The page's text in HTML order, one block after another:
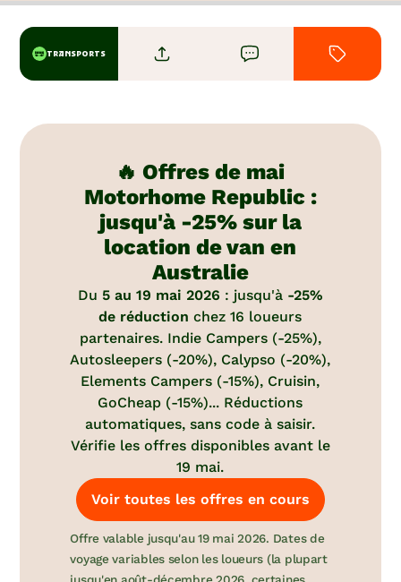
TRANSPORTS
🔥 Offres de mai
Motorhome Republic :
jusqu'à -25% sur la
location de van en
Australie
Du 5 au 19 mai 2026 : jusqu'à -25%
de réduction chez 16 loueurs
partenaires. Indie Campers (-25%),
Autosleepers (-20%), Calypso (-20%),
Elements Campers (-15%), Cruisin,
GoCheap (-15%)... Réductions
automatiques, sans code à saisir.
Vérifie les offres disponibles avant le
19 mai.
Voir toutes les offres en cours
Offre valable jusqu'au 19 mai 2026. Dates de
voyage variables selon les loueurs (la plupart